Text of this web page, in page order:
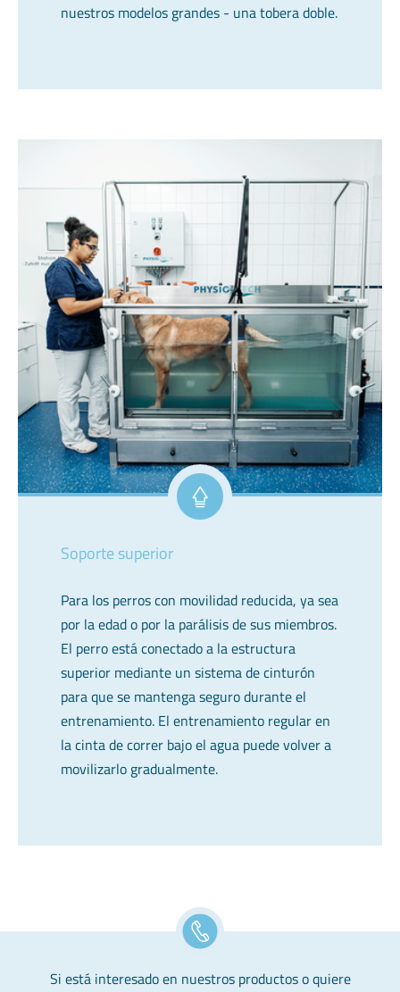
nuestros modelos grandes - una tobera doble.
Soporte superior
Para los perros con movilidad reducida, ya sea
por la edad o por la parálisis de sus miembros.
El perro está conectado a la estructura
superior mediante un sistema de cinturón
para que se mantenga seguro durante el
entrenamiento. El entrenamiento regular en
la cinta de correr bajo el agua puede volver a
movilizarlo gradualmente.
Si está interesado en nuestros productos o quiere